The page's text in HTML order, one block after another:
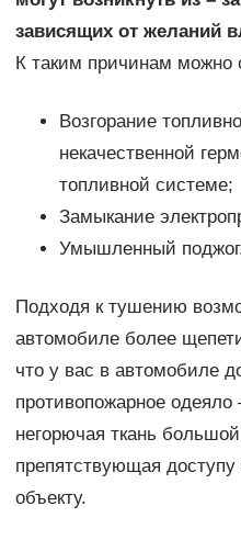
зависящих от желаний
К таким причинам можно
Возгорание
некачественной
топливной системе;
Замыкание
Умышленный
Подходя к тушению
автомобиле более
что у вас в автомобиле
противопожарное одеяло
негорючая ткань
препятствующая
объекту.